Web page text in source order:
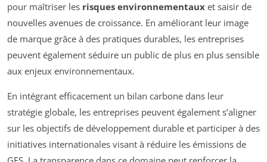
pour maîtriser les risques environnementaux et saisir de
nouvelles avenues de croissance. En améliorant leur image
de marque grâce à des pratiques durables, les entreprises
peuvent également séduire un public de plus en plus sensible
aux enjeux environnementaux.
En intégrant efficacement un bilan carbone dans leur
stratégie globale, les entreprises peuvent également s’aligner
sur les objectifs de développement durable et participer à des
initiatives internationales visant à réduire les émissions de